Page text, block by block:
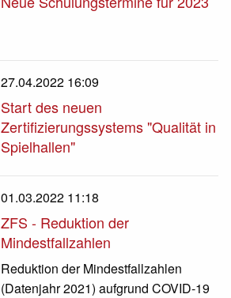
27.04.2022 16:09
Start des neuen
Zertifizierungssystems "Qualität in
Spielhallen"
01.03.2022 11:18
ZFS - Reduktion der
Mindestfallzahlen
Reduktion der Mindestfallzahlen
(Datenjahr 2021) aufgrund COVID-19